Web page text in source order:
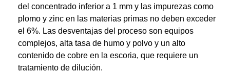
del concentrado inferior a 1 mm y las impurezas como
plomo y zinc en las materias primas no deben exceder
el 6%. Las desventajas del proceso son equipos
complejos, alta tasa de humo y polvo y un alto
contenido de cobre en la escoria, que requiere un
tratamiento de dilución.